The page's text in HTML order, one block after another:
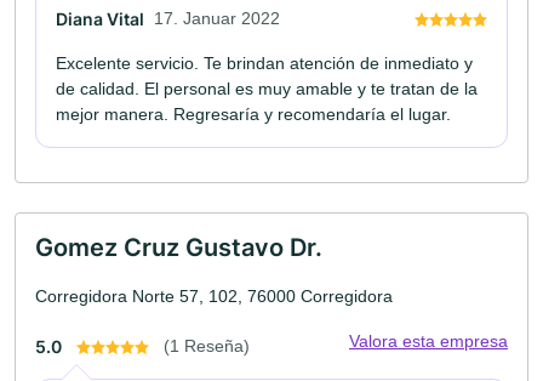
Diana Vital 17. Januar 2022
Excelente servicio. Te brindan atención de inmediato y
de calidad. El personal es muy amable y te tratan de la
mejor manera. Regresaría y recomendaría el lugar.
Gomez Cruz Gustavo Dr.
Corregidora Norte 57, 102, 76000 Corregidora
5.0 (1 Reseña) Valora esta empresa